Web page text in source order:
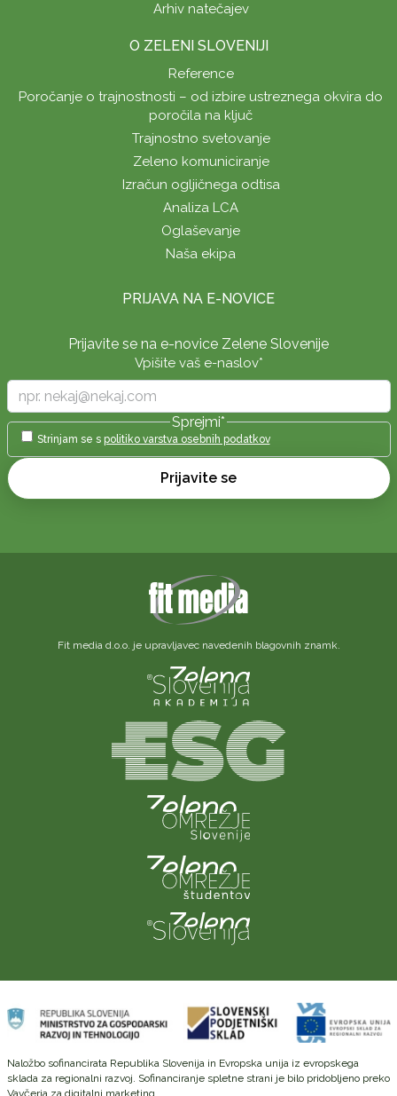
Arhiv natečajev
O ZELENI SLOVENIJI
Reference
Poročanje o trajnostnosti – od izbire ustreznega okvira do
poročila na ključ
Trajnostno svetovanje
Zeleno komuniciranje
Izračun ogljičnega odtisa
Analiza LCA
Oglaševanje
Naša ekipa
PRIJAVA NA E-NOVICE
Prijavite se na e-novice Zelene Slovenije
Vpišite vaš e-naslov*
Sprejmi*
Strinjam se s politiko varstva osebnih podatkov
Prijavite se
Fit media d.o.o. je upravljavec navedenih blagovnih znamk.
Naložbo sofinancirata Republika Slovenija in Evropska unija iz evropskega
sklada za regionalni razvoj. Sofinanciranje spletne strani je bilo pridobljeno preko
Vavčerja za digitalni marketing.